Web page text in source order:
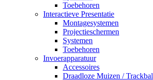
Toebehoren
Interactieve Presentatie
Montagesystemen
Projectieschermen
Systemen
Toebehoren
Invoerapparatuur
Accessoires
Draadloze Muizen /